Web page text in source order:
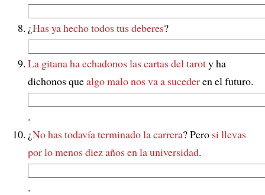
¿Has ya hecho todos tus deberes?
La gitana ha echadonos las cartas del taroty ha
dichonos quealgo malo nos va a sucederen el futuro.
.
¿No has todavía terminado la carrera? Pero si llevas
por lo menos diez años en la universidad.
.